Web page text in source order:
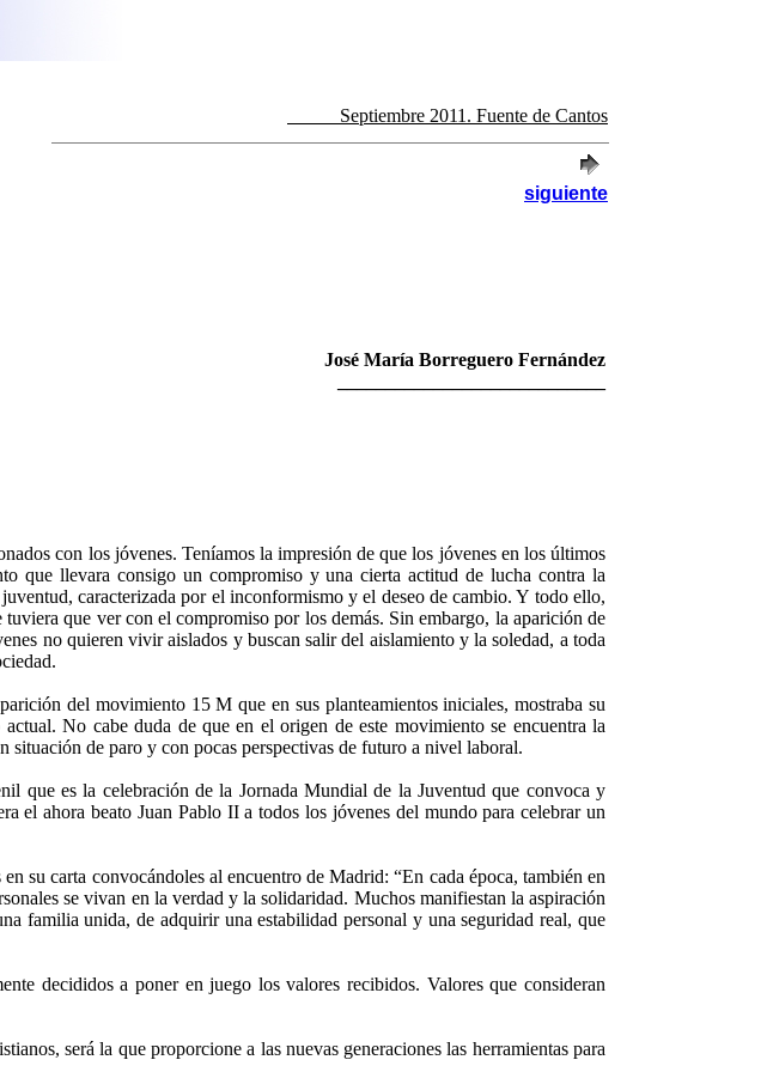
Septiembre 2011. Fuente de Cantos
siguiente
José María Borreguero Fernández
con los jóvenes. Teníamos la impresión de que los jóvenes en los últimos
que llevara consigo un compromiso y una cierta actitud de lucha contra la
caracterizada por el inconformismo y el deseo de cambio. Y todo ello,
que ver con el compromiso por los demás. Sin embargo, la aparición de
no quieren vivir aislados y buscan salir del aislamiento y la soledad, a toda
del movimiento 15 M que en sus planteamientos iniciales, mostraba su
No cabe duda de que en el origen de este movimiento se encuentra la
situación de paro y con pocas perspectivas de futuro a nivel laboral.
que es la celebración de la Jornada Mundial de la Juventud que convoca y
el ahora beato Juan Pablo II a todos los jóvenes del mundo para celebrar un
su carta convocándoles al encuentro de Madrid: “En cada época, también en
se vivan en la verdad y la solidaridad. Muchos manifiestan la aspiración
familia unida, de adquirir una estabilidad personal y una seguridad real, que
decididos a poner en juego los valores recibidos. Valores que consideran
será la que proporcione a las nuevas generaciones las herramientas para